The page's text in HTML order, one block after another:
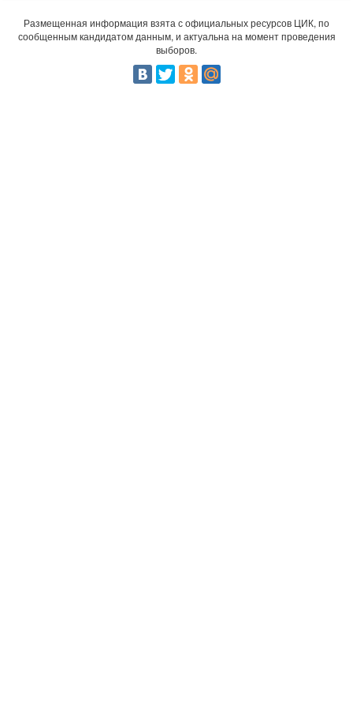
Размещенная информация взята с официальных ресурсов ЦИК, по
сообщенным кандидатом данным, и актуальна на момент проведения
выборов.